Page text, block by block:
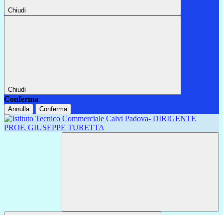
Chiudi
Chiudi
Conferma
Annulla Conferma